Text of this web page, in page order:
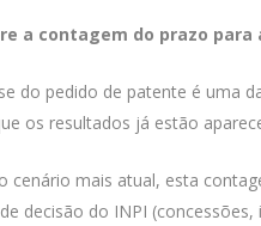
a contagem do prazo
do pedido de patente é uma
os resultados já estão
cenário mais atual, esta
decisão do INPI